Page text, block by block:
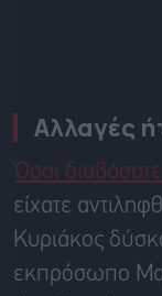
Αλλαγές
Όσοι
είχατε
Κυριάκος
εκπρόσωπο